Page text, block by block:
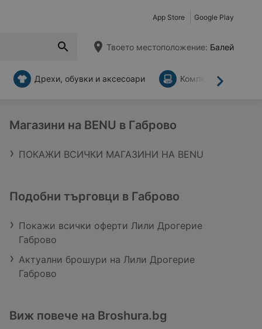
App Store Google Play
Твоето местоположение: Балей
Напред
Дрехи, обувки и аксесоари Компютри и
Магазини на BENU в Габрово
ПОКАЖИ ВСИЧКИ МАГАЗИНИ НА BENU
Подобни търговци в Габрово
Покажи всички оферти Лили Дрогерие
Габрово
Актуални брошури на Лили Дрогерие
Габрово
Виж повече на Broshura.bg